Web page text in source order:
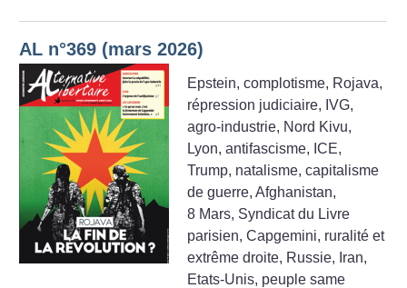
AL n°369 (mars 2026)
Epstein, complotisme, Rojava,
répression judiciaire, IVG,
agro-industrie, Nord Kivu,
Lyon, antifascisme, ICE,
Trump, natalisme, capitalisme
de guerre, Afghanistan,
8 Mars, Syndicat du Livre
parisien, Capgemini, ruralité et
extrême droite, Russie, Iran,
Etats-Unis, peuple same